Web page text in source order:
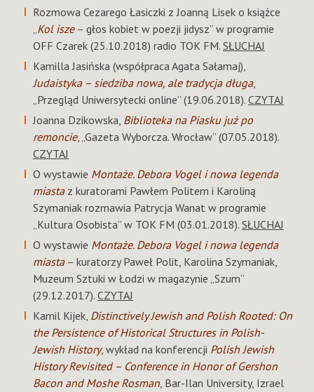
Rozmowa Cezarego Łasiczki z Joanną Lisek o książce
„Kol isze– głos kobiet w poezji jidysz” w programie
OFF Czarek (25.10.2018) radio TOK FM. SŁUCHAJ
Kamilla Jasińska (współpraca Agata Sałamaj),
Judaistyka – siedziba nowa, ale tradycja długa,
„Przegląd Uniwersytecki online” (19.06.2018). CZYTAJ
Joanna Dzikowska, Biblioteka na Piasku już po
remoncie, „Gazeta Wyborcza. Wrocław” (07.05.2018).
CZYTAJ
O wystawie Montaże. Debora Vogel i nowa legenda
miastaz kuratorami Pawłem Politem i Karoliną
Szymaniak rozmawia Patrycja Wanat w programie
„Kultura Osobista” w TOK FM (03.01.2018). SŁUCHAJ
O wystawie Montaże. Debora Vogel i nowa legenda
miasta– kuratorzy Paweł Polit, Karolina Szymaniak,
Muzeum Sztuki w Łodzi w magazynie „Szum”
(29.12.2017). CZYTAJ
Kamil Kijek, Distinctively Jewish and Polish Rooted: On
the Persistence of Historical Structures in Polish-
Jewish History, wykład na konferencji Polish Jewish
History Revisited – Conference in Honor of Gershon
Bacon and Moshe Rosman, Bar-Ilan University, Izrael